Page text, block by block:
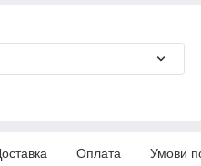
Оплата Умови